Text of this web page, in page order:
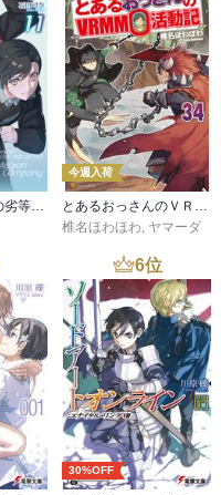
続・魔法科高校の劣等生 メイジアン・カンパニー(11)
今週入荷
とあるおっさんのＶＲＭＭＯ活動記34
椎名ほわほわ, ヤマーダ
6位
30%OFF